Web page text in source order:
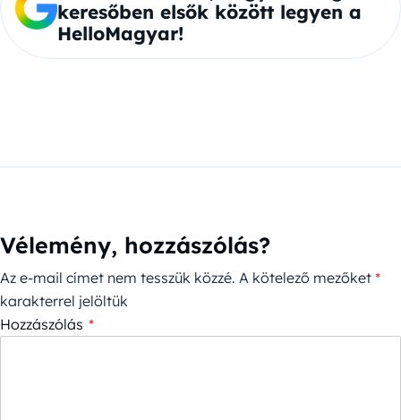
keresőben elsők között legyen a
HelloMagyar!
Vélemény, hozzászólás?
Az e-mail címet nem tesszük közzé. A kötelező mezőket *
karakterrel jelöltük
Hozzászólás *